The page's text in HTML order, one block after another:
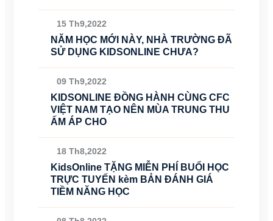
15 Th9,2022
NĂM HỌC MỚI NÀY, NHÀ TRƯỜNG ĐÃ
SỬ DỤNG KIDSONLINE CHƯA?
09 Th9,2022
KIDSONLINE ĐỒNG HÀNH CÙNG CFC
VIỆT NAM TẠO NÊN MÙA TRUNG THU
ẤM ÁP CHO
18 Th8,2022
KidsOnline TẶNG MIỄN PHÍ BUỔI HỌC
TRỰC TUYẾN kèm BẢN ĐÁNH GIÁ
TIỀM NĂNG HỌC